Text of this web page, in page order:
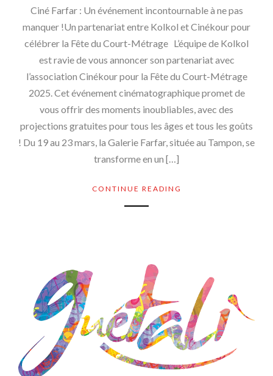
Ciné Farfar : Un événement incontournable à ne pas
manquer !Un partenariat entre Kolkol et Cinékour pour
célébrer la Fête du Court-Métrage L’équipe de Kolkol
est ravie de vous annoncer son partenariat avec
l’association Cinékour pour la Fête du Court-Métrage
2025. Cet événement cinématographique promet de
vous offrir des moments inoubliables, avec des
projections gratuites pour tous les âges et tous les goûts
! Du 19 au 23 mars, la Galerie Farfar, située au Tampon, se
transforme en un […]
CONTINUE READING